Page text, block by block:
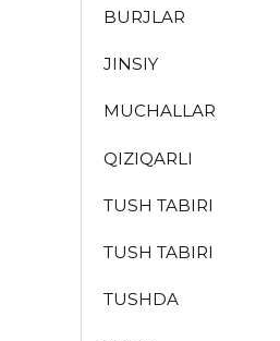
BURJLAR
JINSIY
MUCHALLAR
QIZIQARLI
TUSH TABIRI
TUSH TABIRI
TUSHDA